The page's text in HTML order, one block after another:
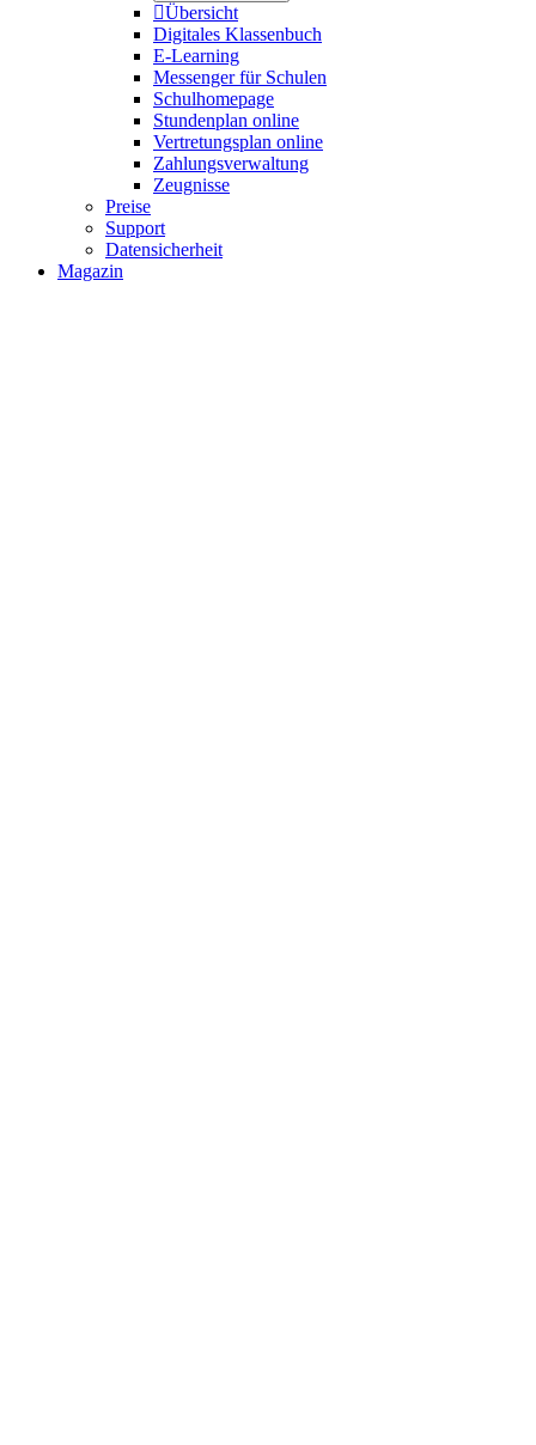
Übersicht
Digitales Klassenbuch
E-Learning
Messenger für Schulen
Schulhomepage
Stundenplan online
Vertretungsplan online
Zahlungsverwaltung
Zeugnisse
Preise
Support
Datensicherheit
Magazin